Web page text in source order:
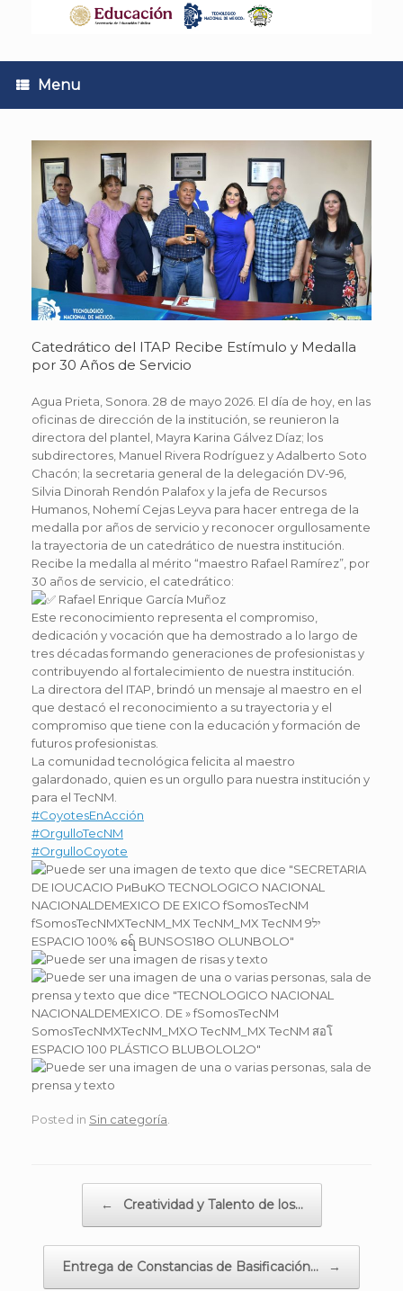
Menu
Catedrático del ITAP Recibe Estímulo y Medalla
por 30 Años de Servicio
Agua Prieta, Sonora. 28 de mayo 2026. El día de hoy, en las
oficinas de dirección de la institución, se reunieron la
directora del plantel, Mayra Karina Gálvez Díaz; los
subdirectores, Manuel Rivera Rodríguez y Adalberto Soto
Chacón; la secretaria general de la delegación DV-96,
Silvia Dinorah Rendón Palafox y la jefa de Recursos
Humanos, Nohemí Cejas Leyva para hacer entrega de la
medalla por años de servicio y reconocer orgullosamente
la trayectoria de un catedrático de nuestra institución.
Recibe la medalla al mérito “maestro Rafael Ramírez”, por
30 años de servicio, el catedrático:
Rafael Enrique García Muñoz
Este reconocimiento representa el compromiso,
dedicación y vocación que ha demostrado a lo largo de
tres décadas formando generaciones de profesionistas y
contribuyendo al fortalecimiento de nuestra institución.
La directora del ITAP, brindó un mensaje al maestro en el
que destacó el reconocimiento a su trayectoria y el
compromiso que tiene con la educación y formación de
futuros profesionistas.
La comunidad tecnológica felicita al maestro
galardonado, quien es un orgullo para nuestra institución y
para el TecNM.
#CoyotesEnAcción
#OrgulloTecNM
#OrgulloCoyote
Posted in Sin categoría.
← Creatividad y Talento de los…
Entrega de Constancias de Basificación… →